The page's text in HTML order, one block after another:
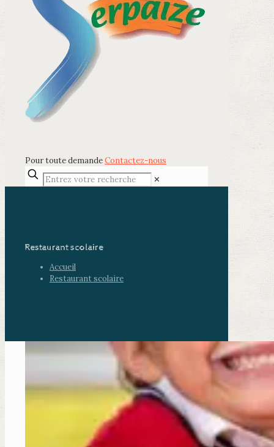
Pour toute demandeContactez-nous
✕
Restaurant scolaire
Accueil
Restaurant scolaire